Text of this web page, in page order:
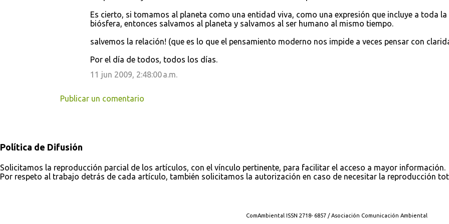
Es cierto, si tomamos al planeta como una entidad viva, como una expresión que incluye a toda la
biósfera, entonces salvamos al planeta y salvamos al ser humano al mismo tiempo.
salvemos la relación! (que es lo que el pensamiento moderno nos impide a veces pensar con
Por el día de todos, todos los días.
11 jun 2009, 2:48:00 a.m.
Publicar un comentario
Política de Difusión
Solicitamos la reproducción parcial de los artículos, con el vínculo pertinente, para facilitar el acceso a mayor información.
Por respeto al trabajo detrás de cada artículo, también solicitamos la autorización en caso de necesitar la reproducción
ComAmbiental ISSN 2718- 6857 / Asociación Comunicación Ambiental